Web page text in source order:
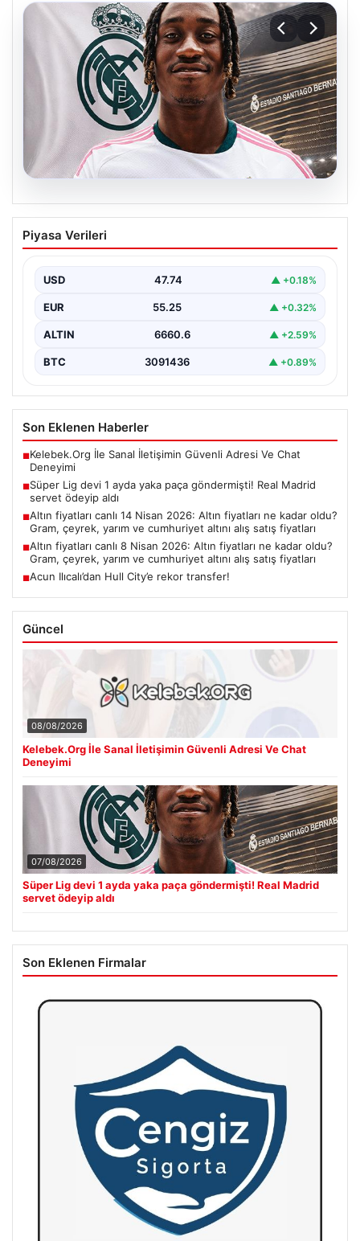
07.08.2026
Süper Lig devi 1 ayda yaka paça
göndermişti! Real Madrid servet ödeyip
Fenerbahçe'nin genç ve potansiyelli futbolcularından
katılan…
Piyasa Verileri
USD 47.74 ▲ +0.18%
EUR 55.25 ▲ +0.32%
ALTIN 6660.6 ▲ +2.59%
BTC 3091436 ▲ +0.89%
Son Eklenen Haberler
■Kelebek.Org İle Sanal İletişimin Güvenli Adresi Ve Chat
Deneyimi
■Süper Lig devi 1 ayda yaka paça göndermişti! Real Madrid
servet ödeyip aldı
■Altın fiyatları canlı 14 Nisan 2026: Altın fiyatları ne kadar oldu?
Gram, çeyrek, yarım ve cumhuriyet altını alış satış fiyatları
■Altın fiyatları canlı 8 Nisan 2026: Altın fiyatları ne kadar oldu?
Gram, çeyrek, yarım ve cumhuriyet altını alış satış fiyatları
■Acun Ilıcalı’dan Hull City’e rekor transfer!
Güncel
08/08/2026
Kelebek.Org İle Sanal İletişimin Güvenli Adresi Ve Chat
Deneyimi
07/08/2026
Süper Lig devi 1 ayda yaka paça göndermişti! Real Madrid
servet ödeyip aldı
Son Eklenen Firmalar